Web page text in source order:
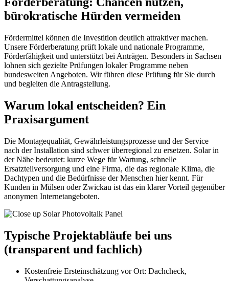
bürokratische Hürden vermeiden
Fördermittel können die Investition deutlich attraktiver machen.
Unsere Förderberatung prüft lokale und nationale Programme,
Förderfähigkeit und unterstützt bei Anträgen. Besonders in Sachsen
lohnen sich gezielte Prüfungen lokaler Programme neben
bundesweiten Angeboten. Wir führen diese Prüfung für Sie durch
und begleiten die Antragstellung.
Warum lokal entscheiden? Ein
Praxisargument
Die Montagequalität, Gewährleistungsprozesse und der Service
nach der Installation sind schwer überregional zu ersetzen. Solar in
der Nähe bedeutet: kurze Wege für Wartung, schnelle
Ersatzteilversorgung und eine Firma, die das regionale Klima, die
Dachtypen und die Bedürfnisse der Menschen hier kennt. Für
Kunden in Mülsen oder Zwickau ist das ein klarer Vorteil gegenüber
anonymen Internetangeboten.
Typische Projektabläufe bei uns
(transparent und fachlich)
Kostenfreie Ersteinschätzung vor Ort: Dachcheck,